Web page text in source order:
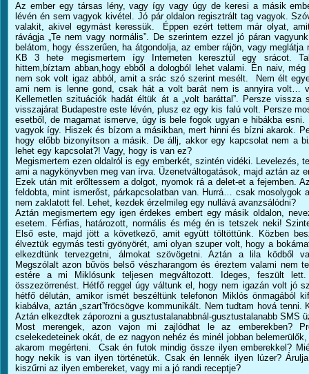
Az ember egy társas lény, vagy így vagy úgy de keresi a másik
lévén én sem vagyok kivétel. Jó pár oldalon regisztrált tag vagyok.
valakit, akivel egymást keressük. Éppen ezért tettem már olyat,
rávágja „Te nem vagy normális”. De szerintem ezzel jó páran
belátom, hogy ésszerűen, ha átgondolja, az ember rájön, vagy
KB 3 hete megismertem így Interneten keresztül egy srácot.
hittem,bíztam abban,hogy ebből a dologból lehet valami. Én naiv,
nem sok volt igaz abból, amit a srác szó szerint mesélt. Nem élt
ami nem is lenne gond, csak hát a volt barát nem is annyira volt…
Kellemetlen szituációk hadát éltük át a „volt baráttal”. Persze
visszajárat Budapestre este lévén, plusz ez egy kis falú volt. Persze
esetből, de magamat ismerve, úgy is bele fogok ugyan e hibákba
vagyok így. Hiszek és bízom a másikban, mert hinni és bízni akarok.
hogy előbb bizonyítson a másik. De állj, akkor egy kapcsolat nem a
lehet egy kapcsolat?! Vagy, hogy is van ez?
Megismertem ezen oldalról is egy emberkét, szintén vidéki. Levelezés,
ami a nagykönyvben meg van írva. Üzenetváltogatások, majd aztán az
Ezek után mit erőltessem a dolgot, nyomok rá a delet-et a fejemben.
feldobta, mint ismerőst, párkapcsolatban van. Hurrá… csak mosolygok
nem zaklatott fel. Lehet, kezdek érzelmileg egy nullává avanzsálódni?
Aztán megismertem egy igen érdekes embert egy másik oldalon,
esetem. Férfias, határozott, normális és még én is tetszek neki!
Első este, majd jött a következő, amit együtt töltöttünk. Közben
élveztük egymás testi gyönyörét, ami olyan szuper volt, hogy a
elkezdtünk tervezgetni, álmokat szövögetni. Aztán a lila ködből
Megszólalt azon bűvös belső vészharangom és éreztem valami nem
estére a mi Miklósunk teljesen megváltozott. Ideges, feszült
összezörrenést. Hétfő reggel úgy váltunk el, hogy nem igazán volt jó
hétfő délután, amikor ismét beszéltünk telefonon Miklós önmagából
kiabálva, aztán „szart”fröcsögve kommunikált. Nem tudtam hová
Aztán elkezdtek záporozni a gusztustalanabbnál-gusztustalanabb SMS
Most merengek, azon vajon mi zajlódhat le az emberekben?
cselekedeteinek okát, de ez nagyon nehéz és minél jobban
akarom megérteni. Csak én futok mindig össze ilyen emberekkel?
hogy nekik is van ilyen történetük. Csak én lennék ilyen lúzer?
kiszűrni az ilyen embereket, vagy mi a jó randi receptje?